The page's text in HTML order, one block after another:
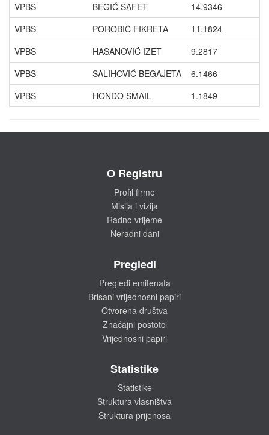
VPBS
BEGIĆ SAFET
14.9346
VPBS
POROBIĆ FIKRETA
11.1824
VPBS
HASANOVIĆ IZET
9.2817
VPBS
SALIHOVIĆ BEGAJETA
6.1466
VPBS
HONDO SMAIL 1.1849
O Registru
Profil firme
Misija i vizija
Radno vrijeme
Neradni dani
Pregledi
Pregledi emitenata
Brisani vrijednosni papiri
Otvorena društva
Značajni postotci
Vrijednosni papiri
Statistike
Statistike
Struktura vlasništva
Struktura prijenosa